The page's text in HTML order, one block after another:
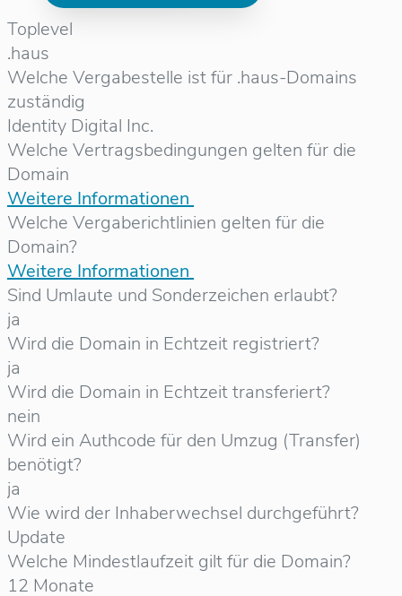
Toplevel
.haus
Welche Vergabestelle ist für .haus-Domains
zuständig
Identity Digital Inc.
Welche Vertragsbedingungen gelten für die
Domain
Weitere Informationen
Welche Vergaberichtlinien gelten für die
Domain?
Weitere Informationen
Sind Umlaute und Sonderzeichen erlaubt?
ja
Wird die Domain in Echtzeit registriert?
ja
Wird die Domain in Echtzeit transferiert?
nein
Wird ein Authcode für den Umzug (Transfer)
benötigt?
ja
Wie wird der Inhaberwechsel durchgeführt?
Update
Welche Mindestlaufzeit gilt für die Domain?
12 Monate